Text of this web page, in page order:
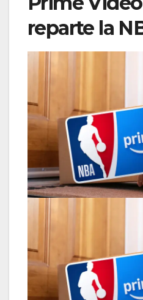
reparte la